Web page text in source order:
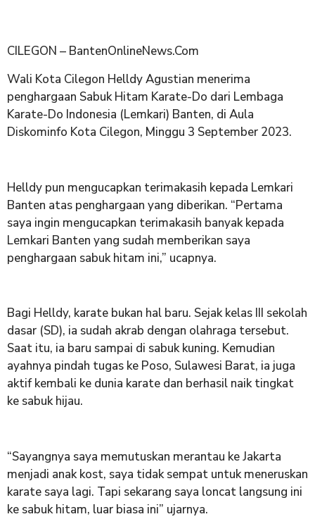
CILEGON – BantenOnlineNews.Com
Wali Kota Cilegon Helldy Agustian menerima
penghargaan Sabuk Hitam Karate-Do dari Lembaga
Karate-Do Indonesia (Lemkari) Banten, di Aula
Diskominfo Kota Cilegon, Minggu 3 September 2023.
Helldy pun mengucapkan terimakasih kepada Lemkari
Banten atas penghargaan yang diberikan. “Pertama
saya ingin mengucapkan terimakasih banyak kepada
Lemkari Banten yang sudah memberikan saya
penghargaan sabuk hitam ini,” ucapnya.
Bagi Helldy, karate bukan hal baru. Sejak kelas III sekolah
dasar (SD), ia sudah akrab dengan olahraga tersebut.
Saat itu, ia baru sampai di sabuk kuning. Kemudian
ayahnya pindah tugas ke Poso, Sulawesi Barat, ia juga
aktif kembali ke dunia karate dan berhasil naik tingkat
ke sabuk hijau.
“Sayangnya saya memutuskan merantau ke Jakarta
menjadi anak kost, saya tidak sempat untuk meneruskan
karate saya lagi. Tapi sekarang saya loncat langsung ini
ke sabuk hitam, luar biasa ini” ujarnya.